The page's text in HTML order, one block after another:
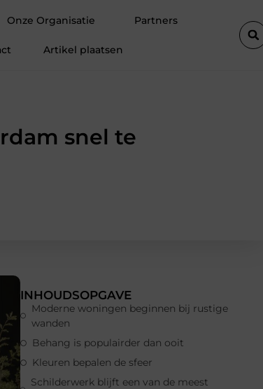
Onze Organisatie Partners
Artikel plaatsen
snel te
INHOUDSOPGAVE
Moderne woningen beginnen bij rustige
wanden
Behang is populairder dan ooit
Kleuren bepalen de sfeer
Schilderwerk blijft een van de meest